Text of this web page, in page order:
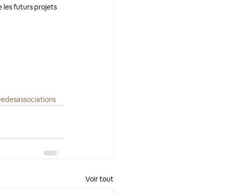
les futurs projets
Voir tout